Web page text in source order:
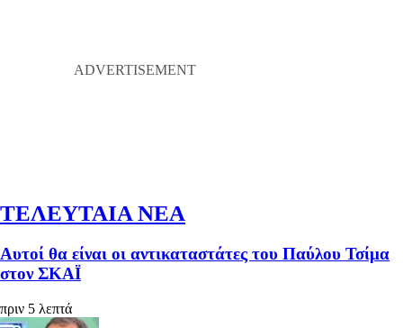
ΤΕΛΕΥΤΑΙΑ ΝΕΑ
Αυτοί θα είναι οι αντικαταστάτες του Παύλου Τσίμα
στον ΣΚΑΪ
πριν 5 λεπτά